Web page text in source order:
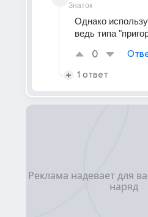
Знаток
Однако
ведь типа
0
1 ответ